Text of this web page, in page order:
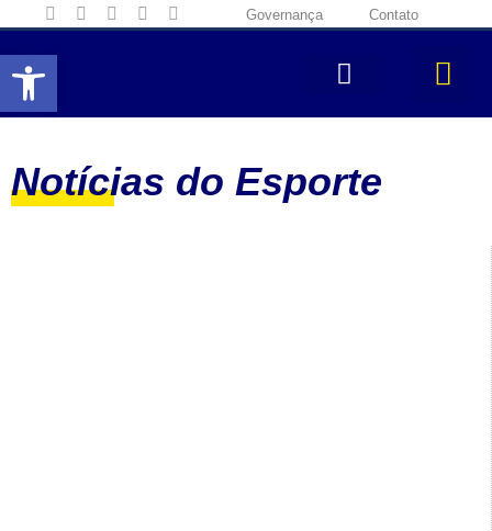
Abrir a barra de ferramentas
Governança Contato
Notícias do Esporte